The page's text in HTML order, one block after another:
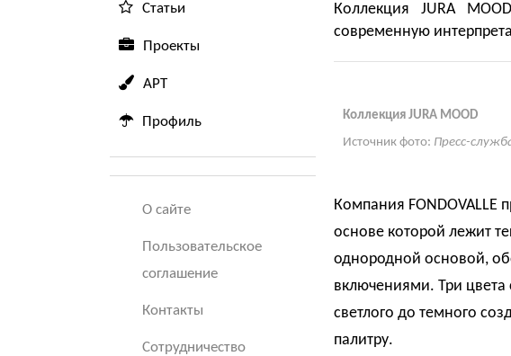
Статьи
Проекты
АРТ
Профиль
О сайте
Пользовательское
соглашение
Контакты
Сотрудничество
Коллекция JURA
современную
Коллекция JURA MOOD
Источник фото: Пресс-
Компания FONDOVALLE
основе которой лежит
однородной основой,
включениями. Три
светлого до темного
палитру.